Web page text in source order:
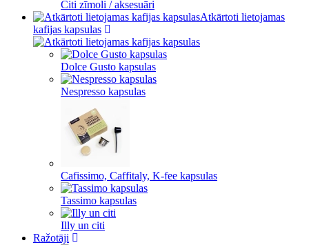
Citi zīmoli / aksesuāri
Atkārtoti lietojamas
kafijas kapsulas
Dolce Gusto kapsulas
Nespresso kapsulas
Cafissimo, Caffitaly, K-fee kapsulas
Tassimo kapsulas
Illy un citi
Ražotāji